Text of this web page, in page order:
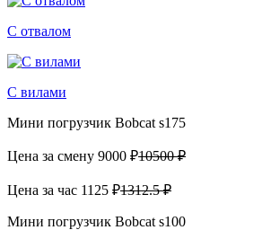
С отвалом
С вилами
Мини погрузчик Bobcat s175
Цена за смену 9000 ₽10500 ₽
Цена за час 1125 ₽1312.5 ₽
Мини погрузчик Bobcat s100